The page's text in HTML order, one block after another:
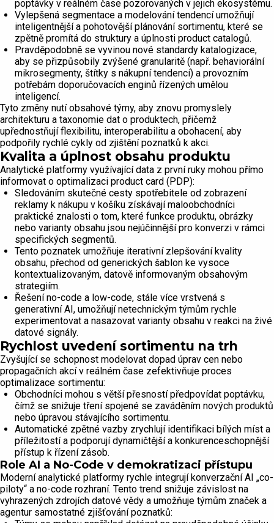
poptávky v reálném čase pozorovaných v jejich ekosystému.
Vylepšená segmentace a modelování tendencí umožňují
inteligentnější a pohotovější plánování sortimentu, které se
zpětně promítá do struktury a úplnosti product catalogů.
Pravděpodobně se vyvinou nové standardy katalogizace,
aby se přizpůsobily zvýšené granularitě (např. behaviorální
mikrosegmenty, štítky s nákupní tendencí) a provozním
potřebám doporučovacích enginů řízených umělou
inteligencí.
Tyto změny nutí obsahové týmy, aby znovu promyslely
architekturu a taxonomie dat o produktech, přičemž
upřednostňují flexibilitu, interoperabilitu a obohacení, aby
podpořily rychlé cykly od zjištění poznatků k akci.
Kvalita a úplnost obsahu produktu
Analytické platformy využívající data z první ruky mohou přímo
informovat o optimalizaci product card (PDP):
Sledováním skutečné cesty spotřebitele od zobrazení
reklamy k nákupu v košíku získávají maloobchodníci
praktické znalosti o tom, které funkce produktu, obrázky
nebo varianty obsahu jsou nejúčinnější pro konverzi v rámci
specifických segmentů.
Tento poznatek umožňuje iterativní zlepšování kvality
obsahu, přechod od generických šablon ke vysoce
kontextualizovaným, datově informovaným obsahovým
strategiím.
Řešení no-code a low-code, stále více vrstvená s
generativní AI, umožňují netechnickým týmům rychle
experimentovat a nasazovat varianty obsahu v reakci na živé
datové signály.
Rychlost uvedení sortimentu na trh
Zvyšující se schopnost modelovat dopad úprav cen nebo
propagačních akcí v reálném čase zefektivňuje proces
optimalizace sortimentu:
Obchodníci mohou s větší přesností předpovídat poptávku,
čímž se snižuje tření spojené se zaváděním nových produktů
nebo úpravou stávajícího sortimentu.
Automatické zpětné vazby zrychlují identifikaci bílých míst a
příležitostí a podporují dynamičtější a konkurenceschopnější
přístup k řízení zásob.
Role AI a No-Code v demokratizaci přístupu
Moderní analytické platformy rychle integrují konverzační AI „co-
piloty“ a no-code rozhraní. Tento trend snižuje závislost na
vyhrazených zdrojích datové vědy a umožňuje týmům značek a
agentur samostatné zjišťování poznatků: